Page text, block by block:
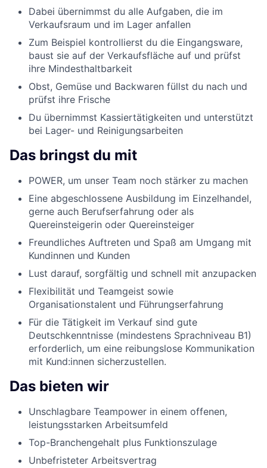
Dabei übernimmst du alle Aufgaben, die im
Verkaufsraum und im Lager anfallen
Zum Beispiel kontrollierst du die Eingangsware,
baust sie auf der Verkaufsfläche auf und prüfst
ihre Mindesthaltbarkeit
Obst, Gemüse und Backwaren füllst du nach und
prüfst ihre Frische
Du übernimmst Kassiertätigkeiten und unterstützt
bei Lager- und Reinigungsarbeiten
Das bringst du mit
POWER, um unser Team noch stärker zu machen
Eine abgeschlossene Ausbildung im Einzelhandel,
gerne auch Berufserfahrung oder als
Quereinsteigerin oder Quereinsteiger
Freundliches Auftreten und Spaß am Umgang mit
Kundinnen und Kunden
Lust darauf, sorgfältig und schnell mit anzupacken
Flexibilität und Teamgeist sowie
Organisationstalent und Führungserfahrung
Für die Tätigkeit im Verkauf sind gute
Deutschkenntnisse (mindestens Sprachniveau B1)
erforderlich, um eine reibungslose Kommunikation
mit Kund:innen sicherzustellen.
Das bieten wir
Unschlagbare Teampower in einem offenen,
leistungsstarken Arbeitsumfeld
Top-Branchengehalt plus Funktionszulage
Unbefristeter Arbeitsvertrag